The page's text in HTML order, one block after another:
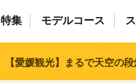
特集 モデルコース
【愛媛観光】まるで天空の